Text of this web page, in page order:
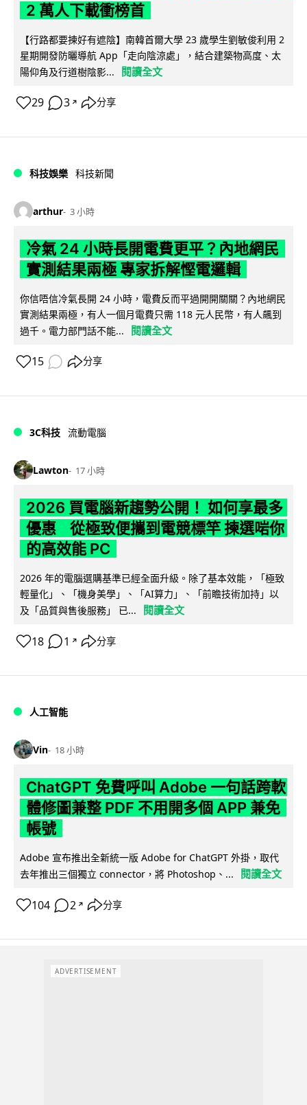
2 萬人下載衝榜首
【行路都要揀好有遮陰】南韓首爾大學 23 歲學生劉敏俊利用 2
星期開發防曬導航 App「走向陰涼處」，結合建築物高度、太
陽仰角及行道樹陰影...
閱讀全文
29 3 ↗ 分享
科技娛樂 科技新聞
arthur 3 小時
冷氣 24 小時長開電費更平？內地網民
實測結果兩極 專家拆解慳電邏輯
你信唔信冷氣長開 24 小時，電費反而平過開開關關？內地網民
實測結果兩極，有人一個月電費只需 118 元人民幣，有人飆到
過千。電力部門話不能...
閱讀全文
15 分享
3C科技 流動電腦
Lawton 17 小時
2026 買電腦新趨勢公開！ 如何享最多
優惠 從極致便攜到電競標竿 揀選啱你
的高效能 PC
2026 年的電腦選購基準已經全面升級。除了基本效能，「極致
輕量化」、「機身美學」、「AI算力」、「前瞻技術加持」以
及「品質與售後服務」 已...
閱讀全文
18 1 ↗ 分享
人工智能
Vin 18 小時
ChatGPT 免費呼叫 Adobe 一句話跨軟
體修圖兼整 PDF 不用開多個 APP 兼免
帳號
Adobe 宣布推出全新統一版 Adobe for ChatGPT 外掛，取代
去年推出三個獨立 connector，將 Photoshop、...
閱讀全文
104 2 ↗ 分享
ADVERTISEMENT